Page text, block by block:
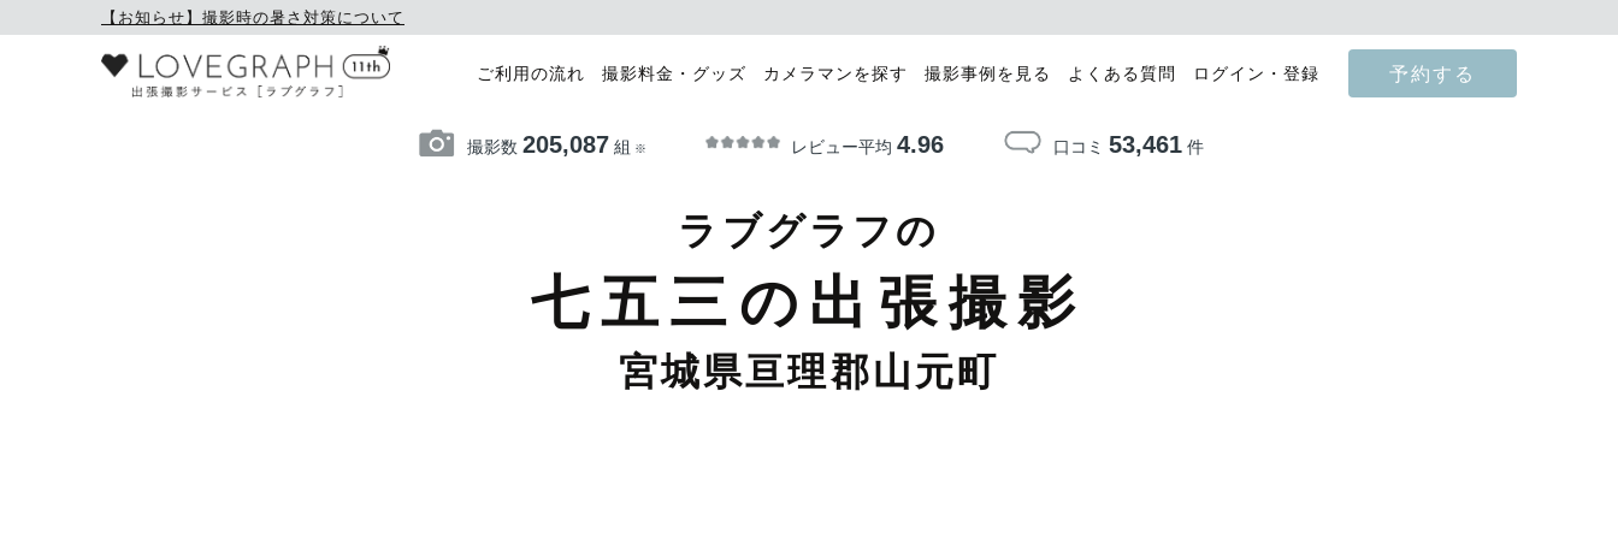
【お知らせ】撮影時の暑さ対策について
ご利用の流れ 撮影料金・グッズ カメラマンを探す 撮影事例を見る よくある質問 ログイン・登録 予約する
撮影数 205,087 組 ※ レビュー平均 4.96 口コミ 53,461件
ラブグラフの
七五三の出張撮影
宮城県亘理郡山元町